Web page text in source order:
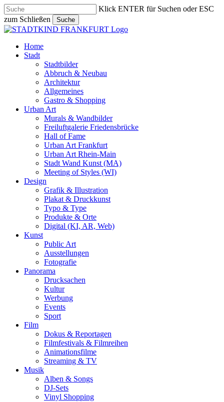
Skip
to
main
content
Klick ENTER für Suchen oder ESC
zum Schließen
Suche
Close
search
Menu
Home
Stadt
Stadtbilder
Abbruch & Neubau
Architektur
Allgemeines
Gastro & Shopping
Urban Art
Murals & Wandbilder
Freiluftgalerie Friedensbrücke
Hall of Fame
Urban Art Frankfurt
Urban Art Rhein-Main
Stadt Wand Kunst (MA)
Meeting of Styles (WI)
Design
Grafik & Illustration
Plakat & Druckkunst
Typo & Type
Produkte & Orte
Digital (KI, AR, Web)
Kunst
Public Art
Ausstellungen
Fotografie
Panorama
Drucksachen
Kultur
Werbung
Events
Sport
Film
Dokus & Reportagen
Filmfestivals & Filmreihen
Animationsfilme
Streaming & TV
Musik
Alben & Songs
DJ-Sets
Vinyl Shopping